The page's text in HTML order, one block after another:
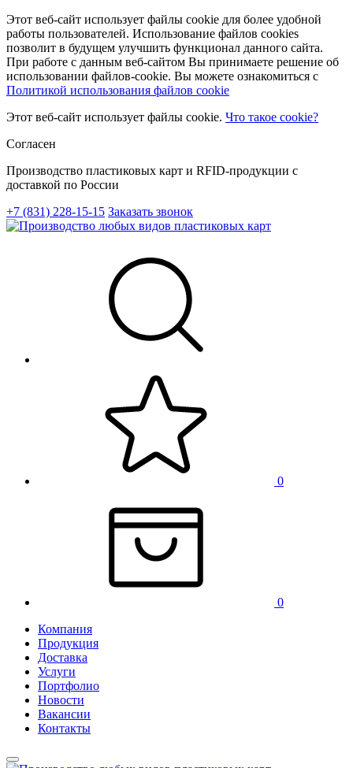
Этот веб-сайт использует файлы cookie для более удобной
работы пользователей. Использование файлов cookies
позволит в будущем улучшить функционал данного сайта.
При работе с данным веб-сайтом Вы принимаете решение об
использовании файлов-cookie. Вы можете ознакомиться с
Политикой использования файлов cookie
Этот веб-сайт использует файлы cookie. Что такое cookie?
Согласен
Производство пластиковых карт и RFID-продукции с
доставкой по России
+7 (831) 228-15-15 Заказать звонок
0
0
Компания
Продукция
Доставка
Услуги
Портфолио
Новости
Вакансии
Контакты